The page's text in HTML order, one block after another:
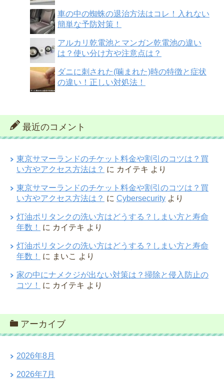
車の中の蜘蛛の退治方法はコレ！入れない
簡単な予防対策！
アルカリ乾電池とマンガン乾電池の違い
は？使い分け方や注意点は？
ダニに刺された(噛まれた)時の特徴と症状
の違い！正しい対処法！
最近のコメント
東京サマーランドのチケット料金や割引のコツは？買
い方やアクセス方法は？ に カイテキ より
東京サマーランドのチケット料金や割引のコツは？買
い方やアクセス方法は？ に Cybersecurity より
灯油ポリタンクの洗い方はどうする？しまい方と寿命
年数！
に カイテキ より
灯油ポリタンクの洗い方はどうする？しまい方と寿命
年数！
に まいこ より
家の中にナメクジが出ない対策は？掃除と侵入防止の
コツ！
に カイテキ より
アーカイブ
2026年8月
2026年7月